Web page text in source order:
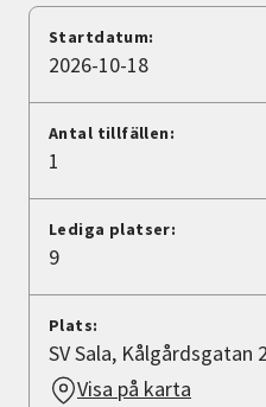
Lyssna
Startdatum:
2026-10-18
Antal tillfällen:
1
Lediga platser:
9
Plats:
SV Sala, Kålgårdsgatan
Visa på karta